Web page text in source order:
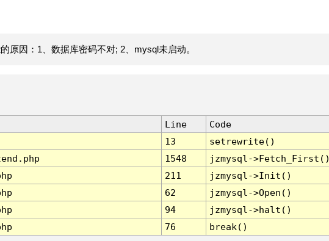
原因：1、数据库密码不对; 2、mysql未启动。
Line
Code
13
setrewrite()
1548
jzmysql-
211
jzmysql->Init()
62
jzmysql->Open()
94
jzmysql->halt()
76 break()